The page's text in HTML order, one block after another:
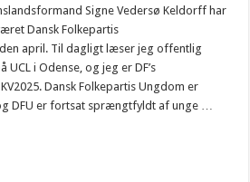
Signe Vedersø Keldorff har
Dansk Folkepartis
april. Til dagligt læser jeg offentlig
i Odense, og jeg er DF’s
Dansk Folkepartis Ungdom er
DFU er fortsat sprængtfyldt af unge …